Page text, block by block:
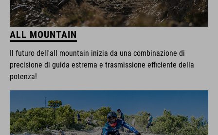
ALL MOUNTAIN
Il futuro dell'all mountain inizia da una combinazione di
precisione di guida estrema e trasmissione efficiente della
potenza!